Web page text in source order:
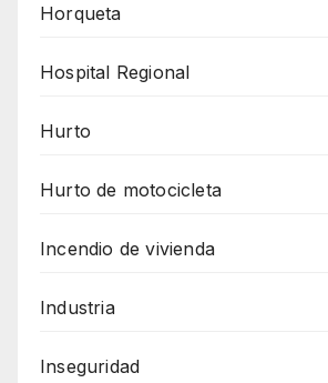
Horqueta
Hospital Regional
Hurto
Hurto de motocicleta
Incendio de vivienda
Industria
Inseguridad